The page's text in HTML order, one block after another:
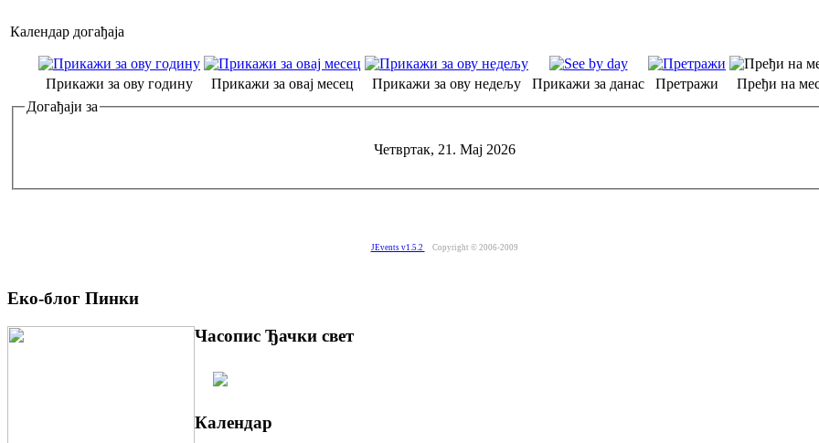
Календар догађаја
Прикажи за ову годину Прикажи за овај месец Прикажи за ову недељу Прикажи за данас Претражи
Пређи на
Догађаји за
Четвртак, 21. Мај 2026
JEvents v1.5.2 Copyright © 2006-2009
Еко-блог Пинки
Часопис Ђачки свет
Календар